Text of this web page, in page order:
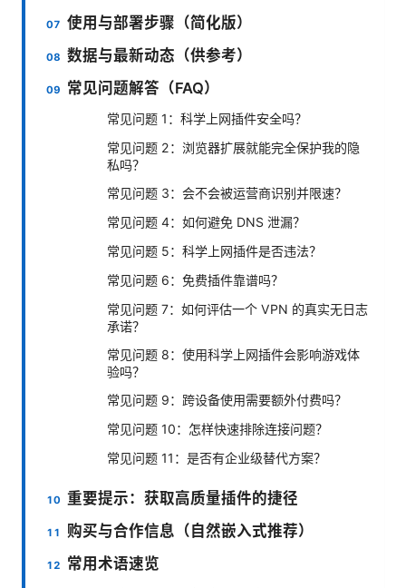
使用与部署步骤（简化版）
数据与最新动态（供参考）
常见问题解答（FAQ）
常见问题 1：科学上网插件安全吗？
常见问题 2：浏览器扩展就能完全保护我的隐
私吗？
常见问题 3：会不会被运营商识别并限速？
常见问题 4：如何避免 DNS 泄漏？
常见问题 5：科学上网插件是否违法？
常见问题 6：免费插件靠谱吗？
常见问题 7：如何评估一个 VPN 的真实无日志
承诺？
常见问题 8：使用科学上网插件会影响游戏体
验吗？
常见问题 9：跨设备使用需要额外付费吗？
常见问题 10：怎样快速排除连接问题？
常见问题 11：是否有企业级替代方案？
重要提示：获取高质量插件的捷径
购买与合作信息（自然嵌入式推荐）
常用术语速览